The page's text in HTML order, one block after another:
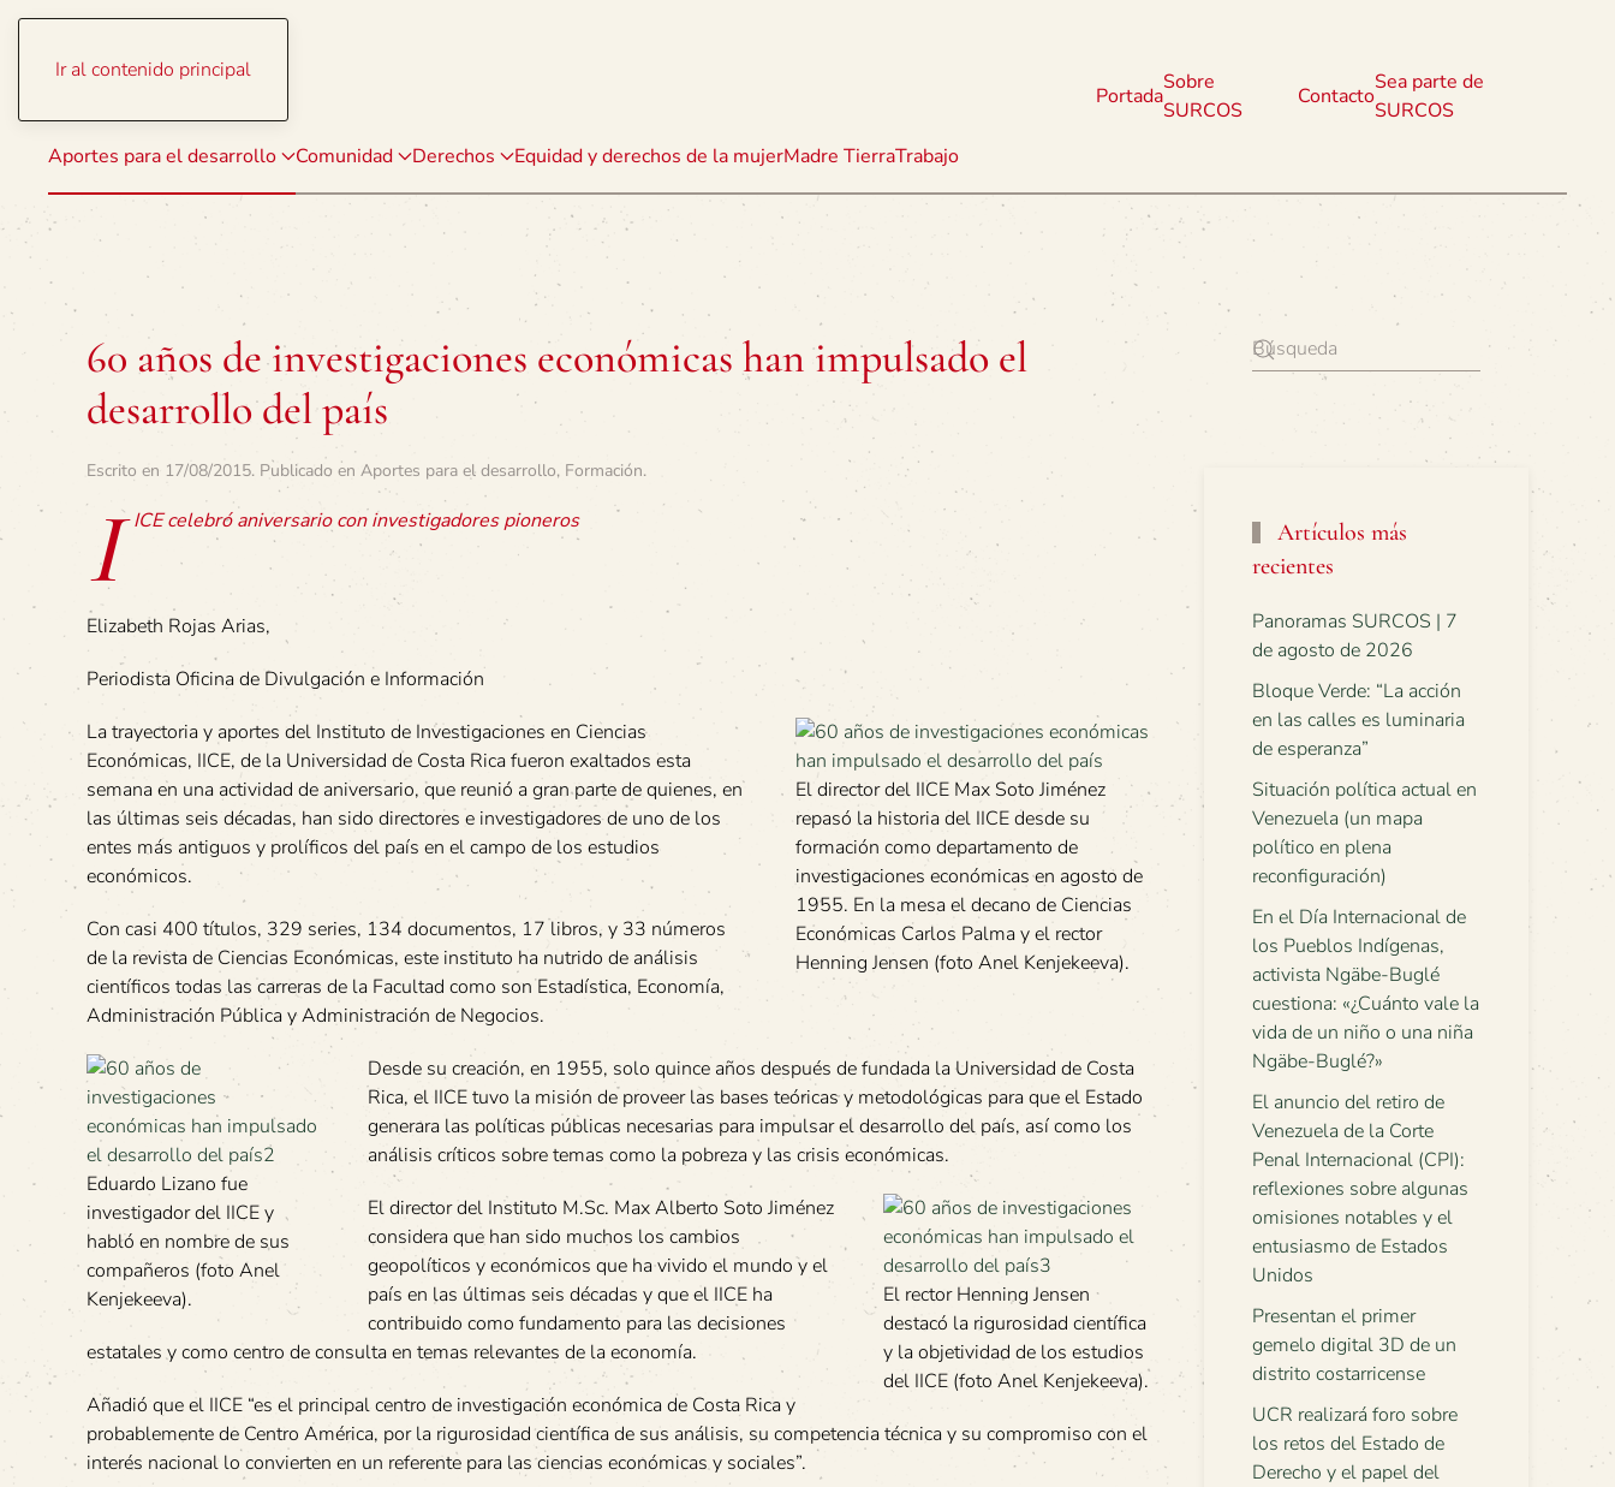
Ir al contenido principal
Aportes para el desarrollo Comunidad Derechos Equidad y derechos de la mujerMadre TierraTrabajo
Portada
Sobre
SURCOS
Contacto
Sea parte de
SURCOS
60 años de investigaciones económicas han impulsado el
desarrollo del país
Escrito en 17/08/2015. Publicado en Aportes para el desarrollo, Formación.
I ICE celebró aniversario con investigadores pioneros
Elizabeth Rojas Arias,
Periodista Oficina de Divulgación e Información
El director del IICE Max Soto Jiménez
repasó la historia del IICE desde su
formación como departamento de
investigaciones económicas en agosto de
1955. En la mesa el decano de Ciencias
Económicas Carlos Palma y el rector
Henning Jensen (foto Anel Kenjekeeva).
La trayectoria y aportes del Instituto de Investigaciones en Ciencias
Económicas, IICE, de la Universidad de Costa Rica fueron exaltados esta
semana en una actividad de aniversario, que reunió a gran parte de quienes, en
las últimas seis décadas, han sido directores e investigadores de uno de los
entes más antiguos y prolíficos del país en el campo de los estudios
económicos.
Con casi 400 títulos, 329 series, 134 documentos, 17 libros, y 33 números
de la revista de Ciencias Económicas, este instituto ha nutrido de análisis
científicos todas las carreras de la Facultad como son Estadística, Economía,
Administración Pública y Administración de Negocios.
Eduardo Lizano fue
investigador del IICE y
habló en nombre de sus
compañeros (foto Anel
Kenjekeeva).
Desde su creación, en 1955, solo quince años después de fundada la Universidad de Costa
Rica, el IICE tuvo la misión de proveer las bases teóricas y metodológicas para que el Estado
generara las políticas públicas necesarias para impulsar el desarrollo del país, así como los
análisis críticos sobre temas como la pobreza y las crisis económicas.
El rector Henning Jensen
destacó la rigurosidad científica
y la objetividad de los estudios
del IICE (foto Anel Kenjekeeva).
El director del Instituto M.Sc. Max Alberto Soto Jiménez
considera que han sido muchos los cambios
geopolíticos y económicos que ha vivido el mundo y el
país en las últimas seis décadas y que el IICE ha
contribuido como fundamento para las decisiones
estatales y como centro de consulta en temas relevantes de la economía.
Añadió que el IICE “es el principal centro de investigación económica de Costa Rica y
probablemente de Centro América, por la rigurosidad científica de sus análisis, su competencia técnica y su compromiso con el
interés nacional lo convierten en un referente para las ciencias económicas y sociales”.
Artículos más
recientes
Panoramas SURCOS | 7
de agosto de 2026
Bloque Verde: “La acción
en las calles es luminaria
de esperanza”
Situación política actual en
Venezuela (un mapa
político en plena
reconfiguración)
En el Día Internacional de
los Pueblos Indígenas,
activista Ngäbe-Buglé
cuestiona: «¿Cuánto vale la
vida de un niño o una niña
Ngäbe-Buglé?»
El anuncio del retiro de
Venezuela de la Corte
Penal Internacional (CPI):
reflexiones sobre algunas
omisiones notables y el
entusiasmo de Estados
Unidos
Presentan el primer
gemelo digital 3D de un
distrito costarricense
UCR realizará foro sobre
los retos del Estado de
Derecho y el papel del